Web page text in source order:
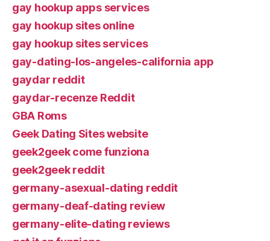
gay hookup apps services
gay hookup sites online
gay hookup sites services
gay-dating-los-angeles-california app
gaydar reddit
gaydar-recenze Reddit
GBA Roms
Geek Dating Sites website
geek2geek come funziona
geek2geek reddit
germany-asexual-dating reddit
germany-deaf-dating review
germany-elite-dating reviews